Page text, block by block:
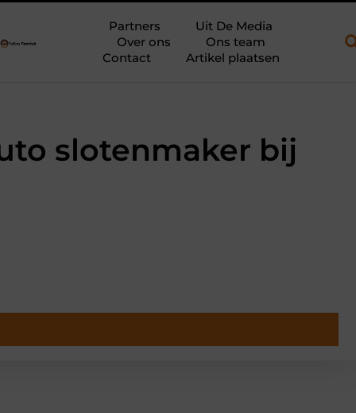
Partners
Uit De Media
Over ons
Ons team
Contact
Artikel plaatsen
slotenmaker bij